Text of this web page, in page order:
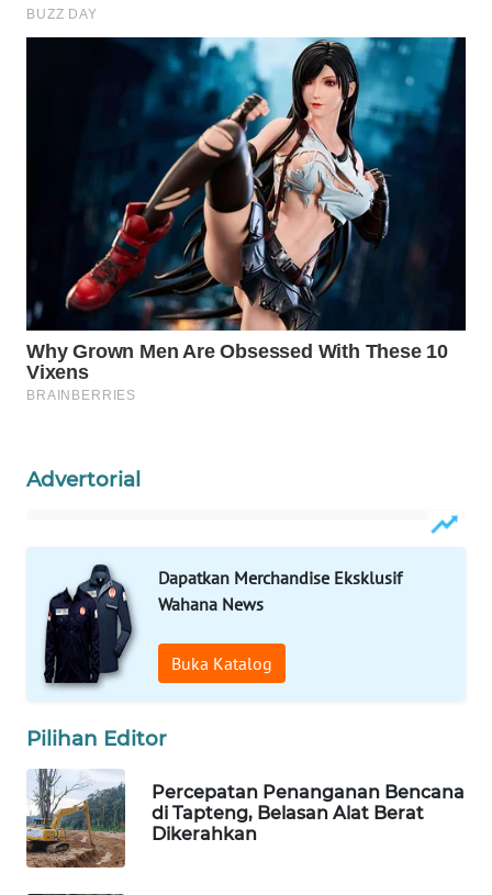
Advertorial
Dapatkan Merchandise Eksklusif
Wahana News
Buka Katalog
Pilihan Editor
Percepatan Penanganan Bencana
di Tapteng, Belasan Alat Berat
Dikerahkan
WAHANA
MASYARAKAT
KELISTRIKAN
WALINKI
ID
MAWAKA
MARTABAT
NET
PLN
WATCH
MKLI
LPKKI
LKKI
KOPEKLIN
PORTAL